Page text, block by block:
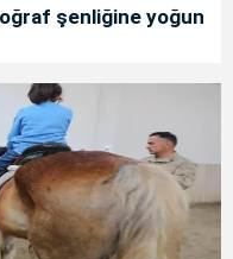
şenliğine yoğun